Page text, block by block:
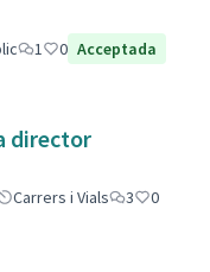
1 0 Acceptada
director
Carrers i Vials 3
0